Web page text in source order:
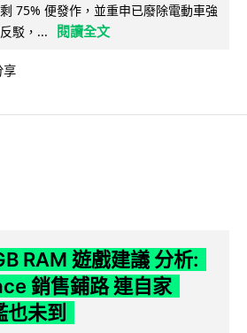
75% 便發作，並重申已廢除電動車強
駁，...
閱讀全文
享
RAM 遊戲建議 分析:
銷售鋪路 連自家
未到